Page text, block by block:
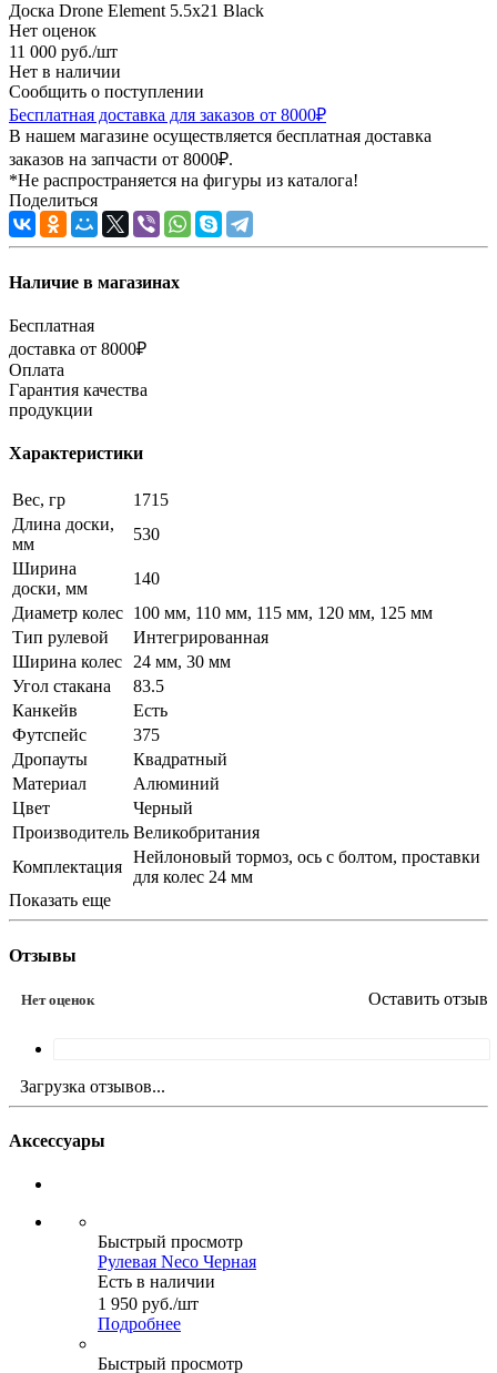
Доска Drone Element 5.5x21 Black
Нет оценок
11 000 руб./шт
Нет в наличии
Сообщить о поступлении
Бесплатная доставка для заказов от 8000₽
В нашем магазине осуществляется бесплатная доставка
заказов на запчасти от 8000₽.
*Не распространяется на фигуры из каталога!
Поделиться
Наличие в магазинах
Бесплатная
доставка от 8000₽
Оплата
Гарантия качества
продукции
Характеристики
Вес, гр
1715
Длина доски,
мм
530
Ширина
доски, мм
140
Диаметр колес 100 мм, 110 мм, 115 мм, 120 мм, 125 мм
Тип рулевой
Интегрированная
Ширина колес
24 мм, 30 мм
Угол стакана
83.5
Канкейв
Есть
Футспейс
375
Дропауты
Квадратный
Материал
Алюминий
Цвет
Черный
Производитель Великобритания
Комплектация
Нейлоновый тормоз, ось с болтом, проставки
для колес 24 мм
Показать еще
Отзывы
Нет оценок Оставить отзыв
Загрузка отзывов...
Аксессуары
Быстрый просмотр
Рулевая Neco Черная
Есть в наличии
1 950 руб./шт
Подробнее
Быстрый просмотр